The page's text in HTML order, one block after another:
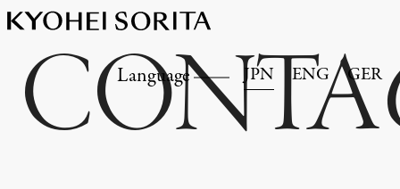
Language JPN ENG GER
CONTA